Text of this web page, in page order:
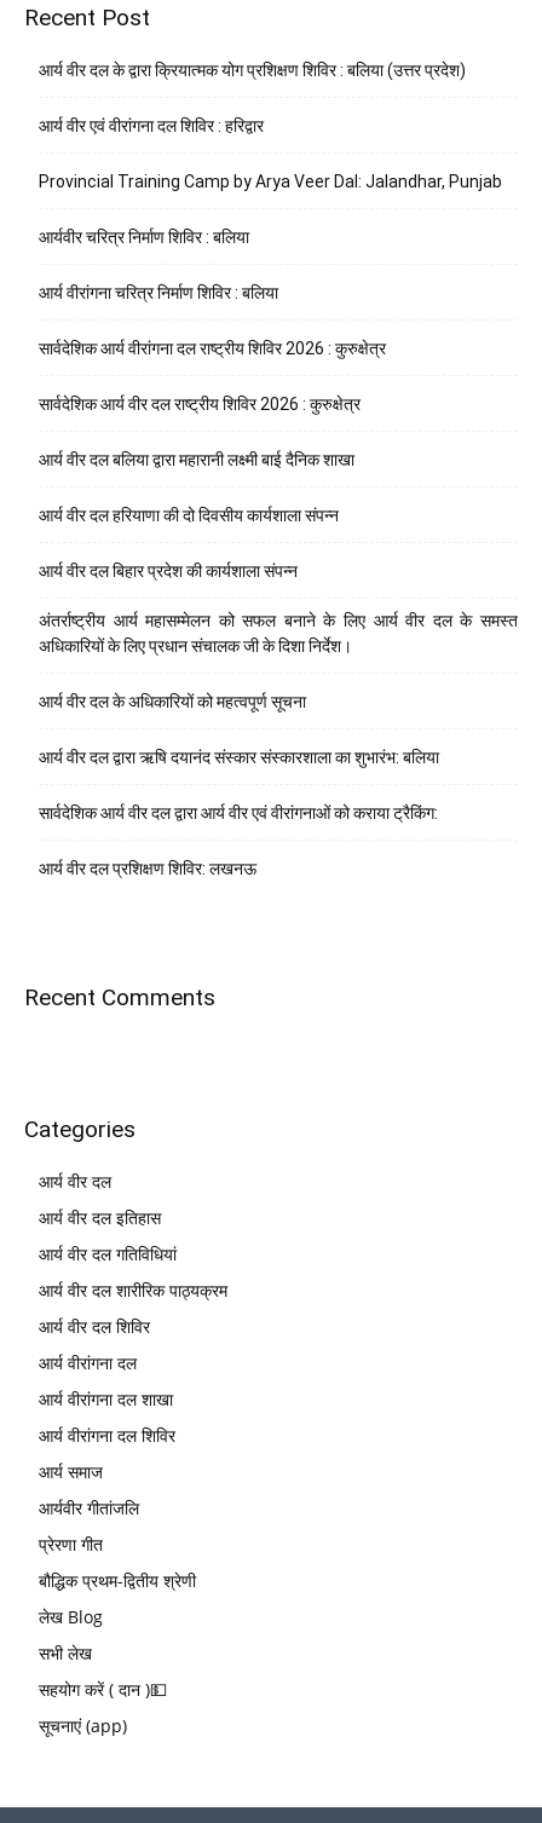
Recent Post
आर्य वीर दल के द्वारा क्रियात्मक योग प्रशिक्षण शिविर : बलिया (उत्तर प्रदेश)
आर्य वीर एवं वीरांगना दल शिविर : हरिद्वार
Provincial Training Camp by Arya Veer Dal: Jalandhar, Punjab
आर्यवीर चरित्र निर्माण शिविर : बलिया
आर्य वीरांगना चरित्र निर्माण शिविर : बलिया
सार्वदेशिक आर्य वीरांगना दल राष्ट्रीय शिविर 2026 : कुरुक्षेत्र
सार्वदेशिक आर्य वीर दल राष्ट्रीय शिविर 2026 : कुरुक्षेत्र
आर्य वीर दल बलिया द्वारा महारानी लक्ष्मी बाई दैनिक शाखा
आर्य वीर दल हरियाणा की दो दिवसीय कार्यशाला संपन्न
आर्य वीर दल बिहार प्रदेश की कार्यशाला संपन्न
अंतर्राष्ट्रीय आर्य महासम्मेलन को सफल बनाने के लिए आर्य वीर दल के समस्त
अधिकारियों के लिए प्रधान संचालक जी के दिशा निर्देश।
आर्य वीर दल के अधिकारियों को महत्वपूर्ण सूचना
आर्य वीर दल द्वारा ऋषि दयानंद संस्कार संस्कारशाला का शुभारंभ: बलिया
सार्वदेशिक आर्य वीर दल द्वारा आर्य वीर एवं वीरांगनाओं को कराया ट्रैकिंग:
आर्य वीर दल प्रशिक्षण शिविर: लखनऊ
Recent Comments
Categories
आर्य वीर दल
आर्य वीर दल इतिहास
आर्य वीर दल गतिविधियां
आर्य वीर दल शारीरिक पाठ्यक्रम
आर्य वीर दल शिविर
आर्य वीरांगना दल
आर्य वीरांगना दल शाखा
आर्य वीरांगना दल शिविर
आर्य समाज
आर्यवीर गीतांजलि
प्रेरणा गीत
बौद्धिक प्रथम-द्वितीय श्रेणी
लेख Blog
सभी लेख
सहयोग करें ( दान )💵
सूचनाएं (app)